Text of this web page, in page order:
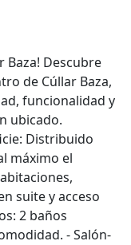
Baza! Descubre
de Cúllar Baza,
funcionalidad y
ubicado.
Distribuido
máximo el
suite y acceso
2 baños
- Salón-